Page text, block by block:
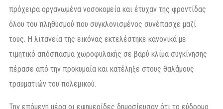
πρόχειρα οργανωμένα νοσοκομεία και έτυχαν της φροντίδας
όλου του πληθυσμού που συγκλονισμένος συνέπασχε μαζί
τους. Η λιτανεία της εικόνας εκτελέστηκε κανονικά με
τιμητικό απόσπασμα χωροφυλακής σε βαρύ κλίμα συγκίνησης
πέρασε από την προκυμαία και κατέληξε στους θαλάμους
τραυματιών του πολεμικού.
Την επόμενη μέρα οι εφημερίδες δημοσίευσαν ότι το εύδρομο